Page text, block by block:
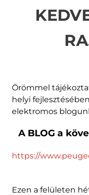
Örömmel
helyi
elektromos
A BLOG a
https://
Ezen a felületen